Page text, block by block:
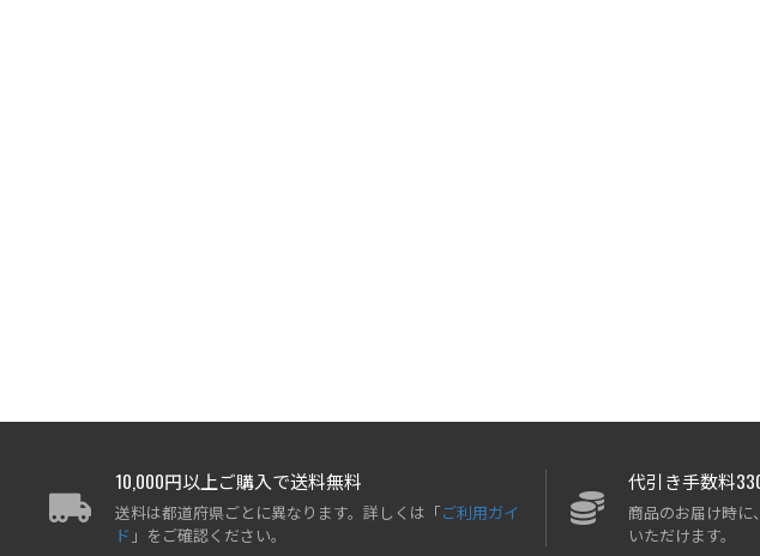
10,000円以上ご購入で送料無料
送料は都道府県ごとに異なります。詳しくは「ご利用ガイ
ド 」をご確認ください。
代引き手数料
商品のお届け時に
いただけます。